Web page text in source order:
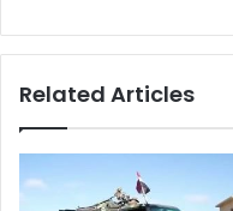
Related Articles